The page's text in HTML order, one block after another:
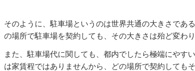
そのように、駐車場というのは世界共通の大きさであ
の場所で駐車場を契約しても、その大きさは殆ど変わり
また、駐車場代に関しても、都内でしたら極端にやす
は家賃程ではありませんから、どの場所で契約しても